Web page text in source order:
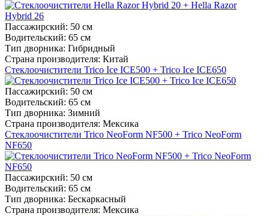
Пассажирский: 50 см
Водительский: 65 см
Тип дворника: Гибридный
Страна производителя: Китай
Стеклоочистители Trico Ice ICE500 + Trico Ice ICE650
Пассажирский: 50 см
Водительский: 65 см
Тип дворника: Зимний
Страна производителя: Мексика
Стеклоочистители Trico NeoForm NF500 + Trico NeoForm
NF650
Пассажирский: 50 см
Водительский: 65 см
Тип дворника: Бескаркасный
Страна производителя: Мексика